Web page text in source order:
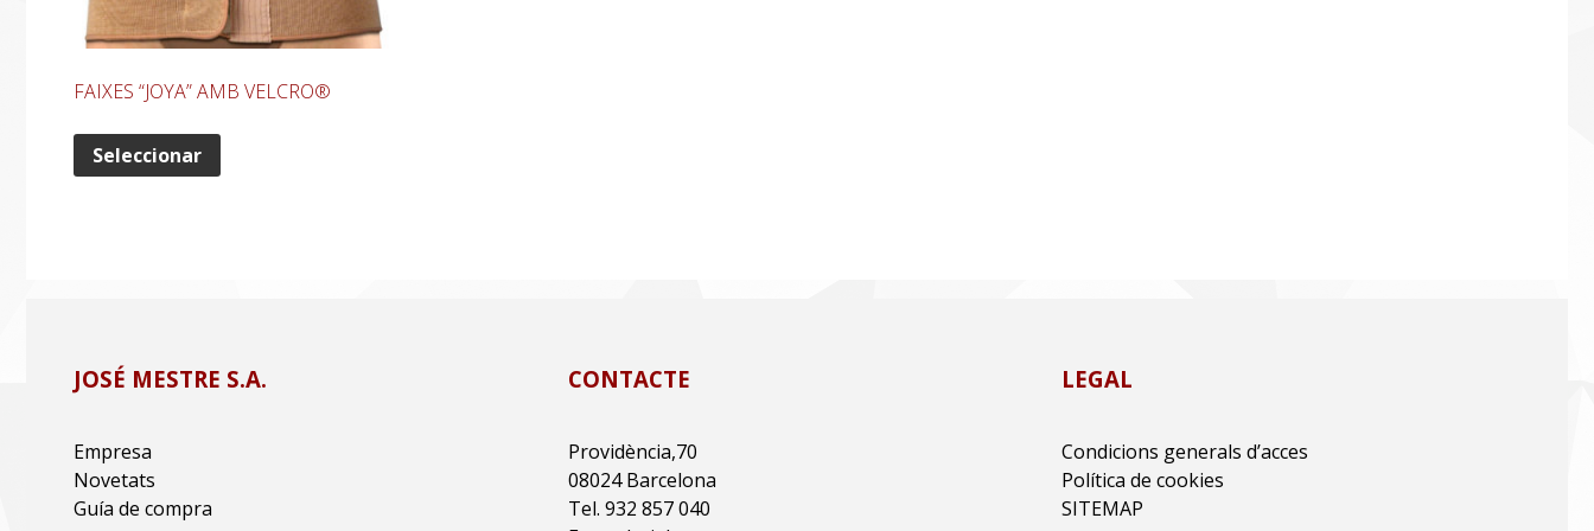
FAIXES “JOYA” AMB VELCRO®
Seleccionar
JOSÉ MESTRE S.A.
Empresa
Novetats
Guía de compra
CONTACTE
Providència,70
08024 Barcelona
Tel. 932 857 040
LEGAL
Condicions generals d’acces
Política de cookies
SITEMAP